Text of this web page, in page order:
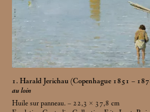
1. Harald Jerichau (Copenhague 1851 –
au loin
Huile sur panneau. – 22,3 × 37,8 cm